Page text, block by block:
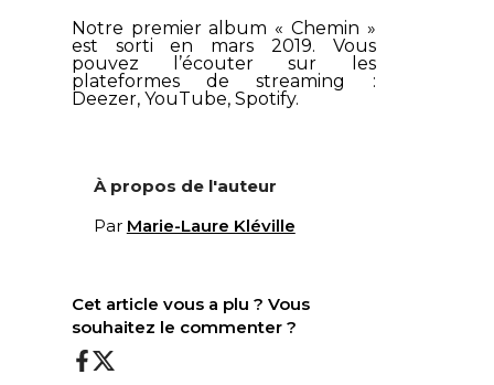
Notre premier album « Chemin »
est sorti en mars 2019. Vous
pouvez l’écouter sur les
plateformes de streaming :
Deezer, YouTube, Spotify.
À propos de l'auteur
Par Marie-Laure Kléville
Cet article vous a plu ? Vous
souhaitez le commenter ?